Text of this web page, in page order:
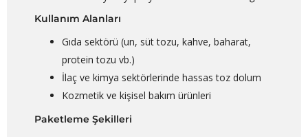
Kullanım Alanları
Gıda sektörü (un, süt tozu, kahve, baharat,
protein tozu vb.)
İlaç ve kimya sektörlerinde hassas toz dolum
Kozmetik ve kişisel bakım ürünleri
Paketleme Şekilleri